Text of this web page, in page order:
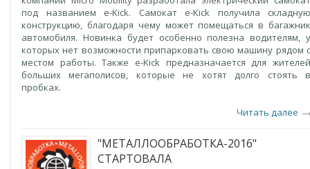
под названием e-Kick. Самокат e-Kick получила складную
конструкцию, благодаря чему может помещаться в багажник
автомобиля. Новинка будет особенно полезна водителям, у
которых нет возможности припарковать свою машину рядом с
местом работы. Также e-Kick предназначается для жителей
больших мегаполисов, которые не хотят долго стоять в
пробках.
Читать далее
"МЕТАЛЛООБРАБОТКА-2016"
СТАРТОВАЛА